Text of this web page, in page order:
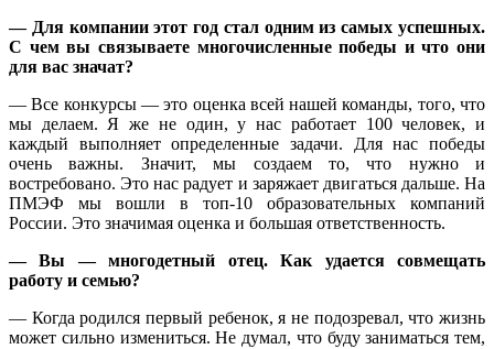
— Для компании этот год стал одним из самых успешных.
С чем вы связываете многочисленные победы и что они
для вас значат?
— Все конкурсы — это оценка всей нашей команды, того, что
мы делаем. Я же не один, у нас работает 100 человек, и
каждый выполняет определенные задачи. Для нас победы
очень важны. Значит, мы создаем то, что нужно и
востребовано. Это нас радует и заряжает двигаться дальше. На
ПМЭФ мы вошли в топ-10 образовательных компаний
России. Это значимая оценка и большая ответственность.
— Вы — многодетный отец. Как удается совмещать
работу и семью?
— Когда родился первый ребенок, я не подозревал, что жизнь
может сильно измениться. Не думал, что буду заниматься тем,